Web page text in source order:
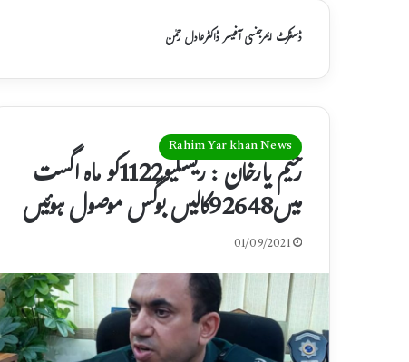
ڈسٹرکٹ ایمرجنسی آفیسر ڈاکٹرعادل رحمٰن
Rahim Yar khan News رحیم یارخان : ریسکیو1122کو ماہ اگست
میں92648کالیں بوگس موصول ہوئیں
01/09/2021